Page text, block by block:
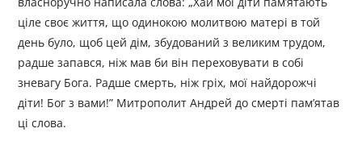
ціле своє життя, що одинокою молитвою матері в той
день було, щоб цей дім, збудований з великим трудом,
радше запався, ніж мав би він переховувати в собі
зневагу Бога. Радше смерть, ніж гріх, мої найдорожчі
діти! Бог з вами!” Митрополит Андрей до смерті пам’ятав
ці слова.